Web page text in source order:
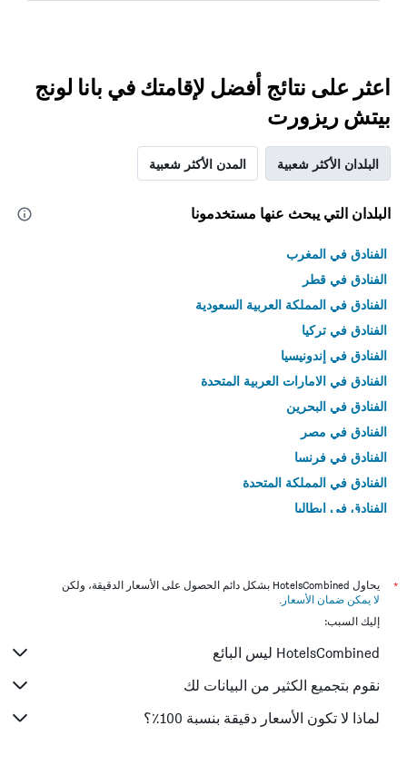
اعثر على نتائج أفضل لإقامتك في بانا لونج
بيتش ريزورت
البلدان الأكثر شعبية المدن الأكثر شعبية
البلدان التي يبحث عنها مستخدمونا
الفنادق في المغرب
الفنادق في قطر
الفنادق في المملكة العربية السعودية
الفنادق في تركيا
الفنادق في إندونيسيا
الفنادق في الامارات العربية المتحدة
الفنادق في البحرين
الفنادق في مصر
الفنادق في فرنسا
الفنادق في المملكة المتحدة
الفنادق في إيطاليا
*
يحاول HotelsCombined بشكل دائم الحصول على الأسعار الدقيقة، ولكن
لا يمكن ضمان الأسعار .
إليك السبب:
HotelsCombined ليس البائع
نقوم بتجميع الكثير من البيانات لك
لماذا لا تكون الأسعار دقيقة بنسبة 100٪؟